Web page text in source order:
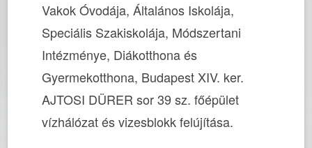
Vakok Óvodája, Általános Iskolája,
Speciális Szakiskolája, Módszertani
Intézménye, Diákotthona és
Gyermekotthona, Budapest XIV. ker.
AJTOSI DÜRER sor 39 sz. főépület
vízhálózat és vizesblokk felújítása.